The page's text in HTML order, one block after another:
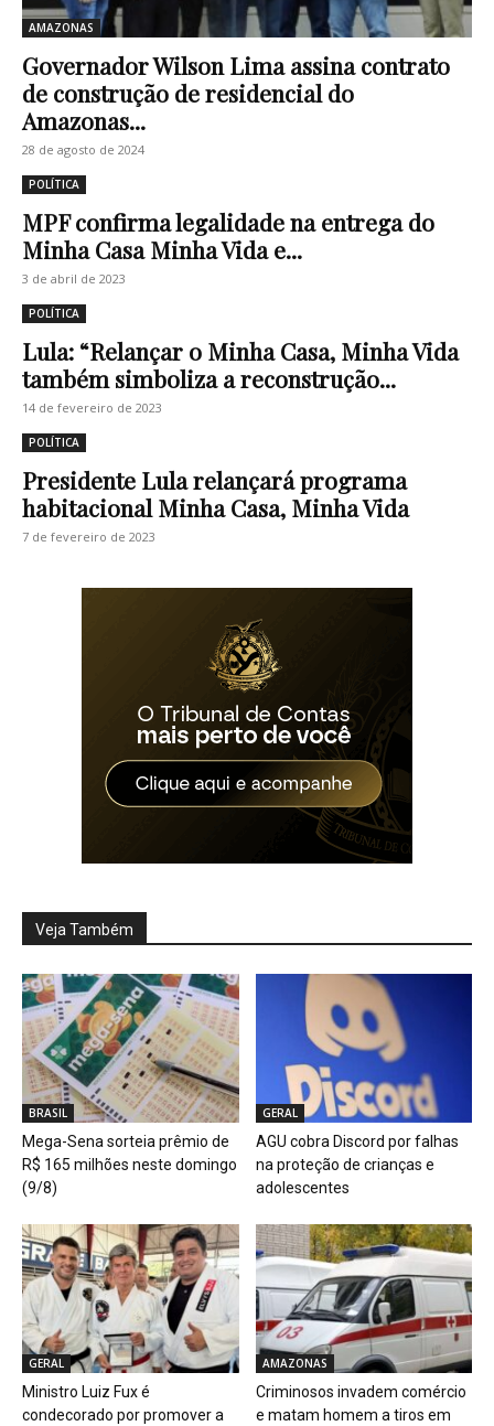
AMAZONAS
Governador Wilson Lima assina contrato
de construção de residencial do
Amazonas...
28 de agosto de 2024
POLÍTICA
MPF confirma legalidade na entrega do
Minha Casa Minha Vida e...
3 de abril de 2023
POLÍTICA
Lula: “Relançar o Minha Casa, Minha Vida
também simboliza a reconstrução...
14 de fevereiro de 2023
POLÍTICA
Presidente Lula relançará programa
habitacional Minha Casa, Minha Vida
7 de fevereiro de 2023
Veja Também
BRASIL
Mega-Sena sorteia prêmio de
R$ 165 milhões neste domingo
(9/8)
GERAL
AGU cobra Discord por falhas
na proteção de crianças e
adolescentes
GERAL
Ministro Luiz Fux é
condecorado por promover a
AMAZONAS
Criminosos invadem comércio
e matam homem a tiros em